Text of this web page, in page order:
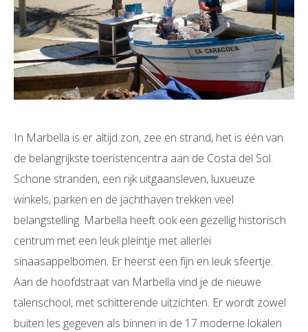
In Marbella is er altijd zon, zee en strand, het is één van
de belangrijkste toeristencentra aan de Costa del Sol.
Schone stranden, een rijk uitgaansleven, luxueuze
winkels, parken en de jachthaven trekken veel
belangstelling. Marbella heeft ook een gezellig historisch
centrum met een leuk pleintje met allerlei
sinaasappelbomen. Er heerst een fijn en leuk sfeertje.
Aan de hoofdstraat van Marbella vind je de nieuwe
talenschool, met schitterende uitzichten. Er wordt zowel
buiten les gegeven als binnen in de 17 moderne lokalen